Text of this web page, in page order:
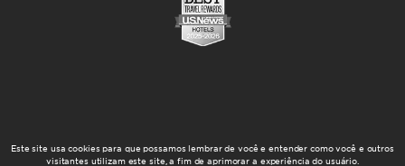
Este site usa cookies para que possamos lembrar de você e entender como você e outros
visitantes utilizam este site, a fim de aprimorar a experiência do usuário.